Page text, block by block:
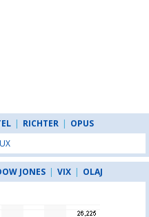
| RICHTER | OPUS
JONES | VIX | OLAJ